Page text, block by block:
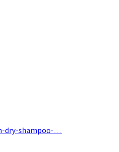
dry-shampoo-…